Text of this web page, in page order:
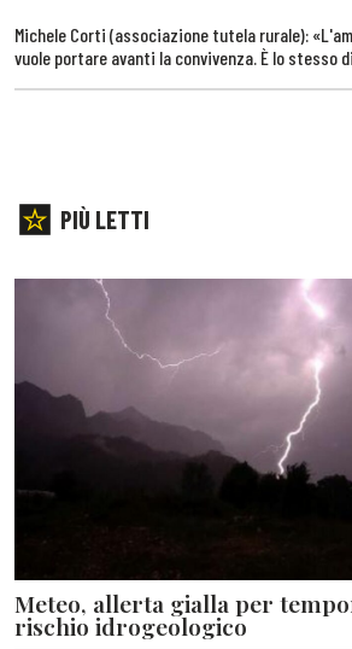
Michele Corti (associazione tutela rurale):
vuole portare avanti la convivenza. È lo stesso
PIÙ LETTI
Meteo, allerta gialla per
rischio idrogeologico